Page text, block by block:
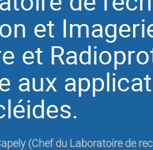
et
et
aux
(Chef du Laboratoire de